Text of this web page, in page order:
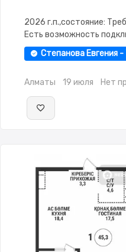
2026 г.п.,состояние:
Есть возможность
Степанова Евгения
Алматы 19 июля Нет